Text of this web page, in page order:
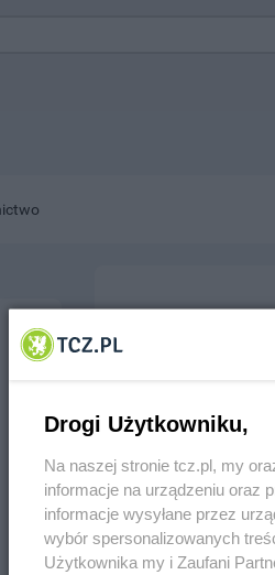
5338024
Kategoria:
Numer wpisu 1128,
Drogi Użytkowniku,
Na naszej stronie tcz.pl, my
informacje na urządzeniu oraz
informacje wysyłane przez
wybór spersonalizowanych
Użytkownika my i Zaufani